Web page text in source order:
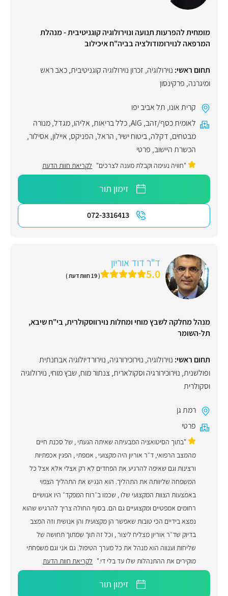
מומחית להפרעות תנועה ונוירולוגיה קוגניטיבית - מנהלת
המרפאה לנוירומודולציה בביה"ח איכילוב
תחום ראשי: נוירולוגיה, זכרון נוירולוגיה קוגניטיבית,כאב ראש
ומיגרנה, פרקינסון
קרית אונו, תל אביב יפו
לאומית כסף/זהב,
AIG
,כלל בריאות, אליהו,מגדל,מנורה
מבטחים, דקלה,ביטוח ישיר, הראל, הפניקס, איילון, אסילור,
הכשרת היישוב, פרטי
"חוויה נעימה וקבלת מענה לצרכים" לקריאת חוות הדעת
זימון תור
072-3316413
ד"ר דוד אוריון
5.0 ( 19 חוות דעת )
מנהל מחלקה לשבץ מוחי ומחלות נוירווסקולרית, בי"ח שיבא,
תל-השומר
תחום ראשי: נוירולוגיה, נוירוכירורגיה, נוירורדיולוגיה אבחנתית
ופולשנית, נוירוכירורגיה וסקולארית, צנתור מוח, שבץ מוחי, נוירולוגיה
וסקולרית
רמת גן
פרטי
"בתוך הסיטואציה המבעיתה שאיתה הגעתי , של סכנת חיים
מהמצב הרפואי, ד״ר אוריון היה מקצועי , אמפתי , הפגין אכפתיות
ורצינות וגם שאיפה להרגיע את הפחדים לא רק אצלי אלא אצל כל
המשפחה שליוותה את התהליך. הוא הנגיש את התהליך הצפוי
באמצעות הצוות המקצועי שלו , שכמו ב״רוח המפקד״ היו אנושיים
רחומים אמפטיים ומקצועיים גם הם. בסוף החולה צריך להרגיש שהוא
נמצא בידיים הכי טובות שאפשר הן מקצועית והן אנושית וזה המצב
בדיוק שד״ר אוריון מצליח ליצור , וכל זה תוך שמתוך תחושה של
שליחות וענווה הוא מנהל את כל מערך הטיפול. גם אני וגם משפחתי
מוקירים את ההתנהלות שלו עד בלי די." לקריאת חוות הדעת
זימון תור